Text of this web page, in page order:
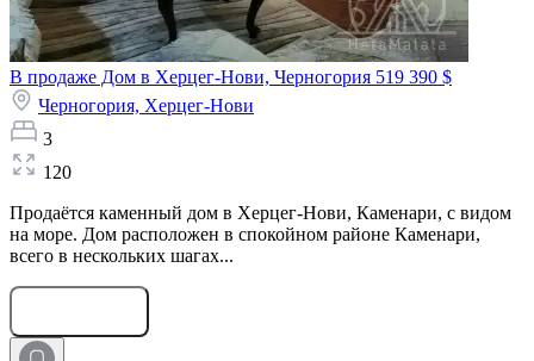
В продаже Дом в Херцег-Нови, Черногория 519 390 $
Черногория, Херцег-Нови
3
120
Продаётся каменный дом в Херцег-Нови, Каменари, с видом
на море. Дом расположен в спокойном районе Каменари,
всего в нескольких шагах...